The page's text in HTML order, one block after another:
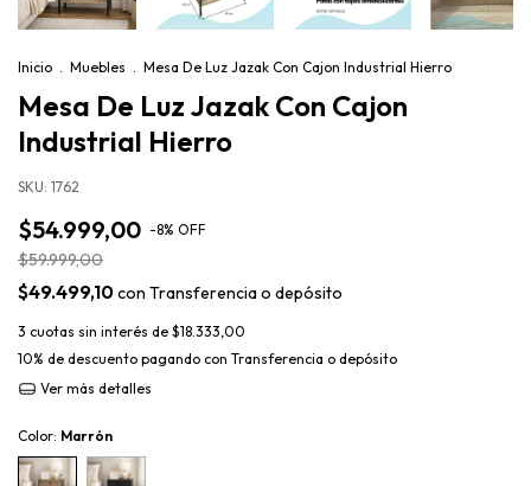
Inicio . Muebles . Mesa De Luz Jazak Con Cajon Industrial Hierro
Mesa De Luz Jazak Con Cajon
Industrial Hierro
SKU: 1762
$54.999,00 -8% OFF
$59.999,00
$49.499,10con Transferencia o depósito
3 cuotas sin interés de $18.333,00
10% de descuento pagando con Transferencia o depósito
Ver más detalles
Color: Marrón